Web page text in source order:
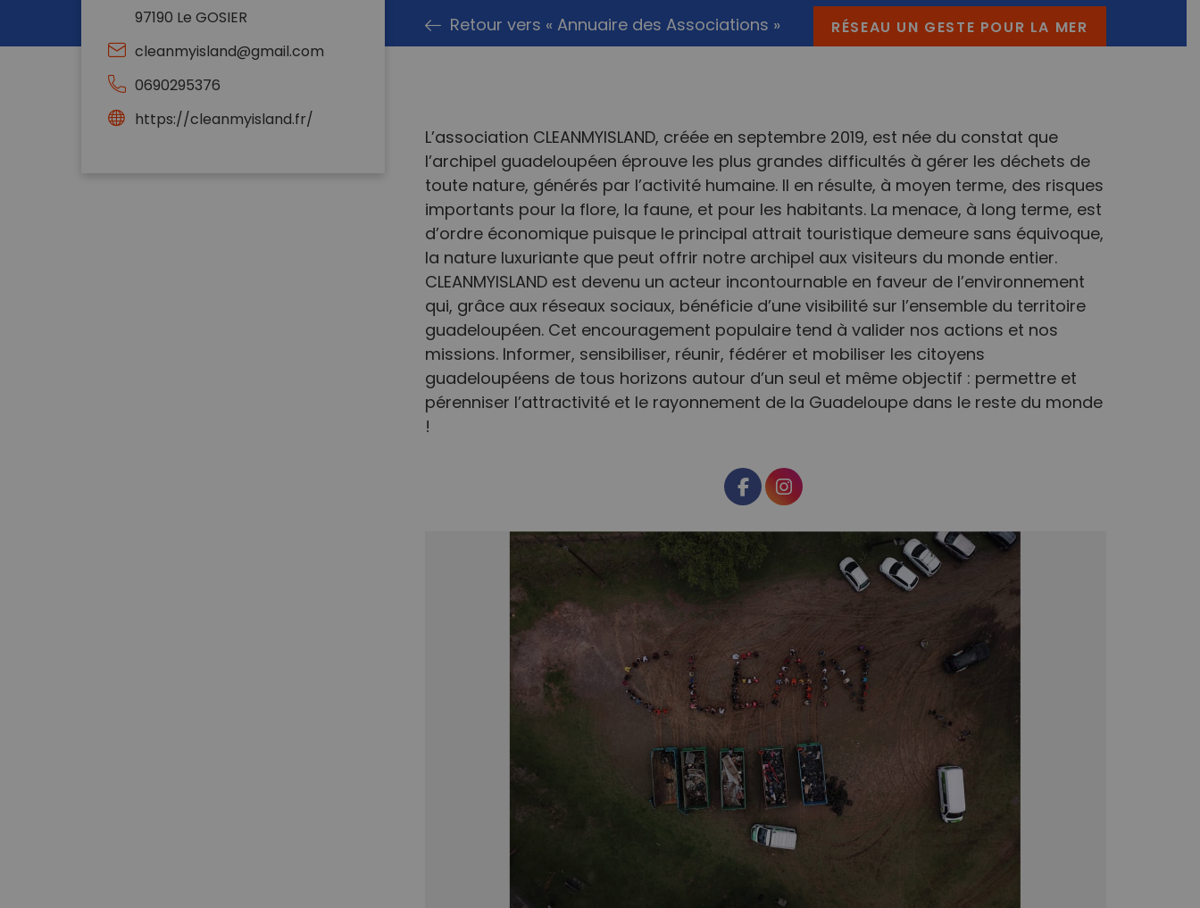
Retour vers « Annuaire des Associations » RÉSEAU UN GESTE POUR LA MER
97190 Le GOSIER
cleanmyisland@gmail.com
0690295376
https://cleanmyisland.fr/
L’association CLEANMYISLAND, créée en septembre 2019, est née du constat que
l’archipel guadeloupéen éprouve les plus grandes difficultés à gérer les déchets de
toute nature, générés par l’activité humaine. Il en résulte, à moyen terme, des risques
importants pour la flore, la faune, et pour les habitants. La menace, à long terme, est
d’ordre économique puisque le principal attrait touristique demeure sans équivoque,
la nature luxuriante que peut offrir notre archipel aux visiteurs du monde entier.
CLEANMYISLAND est devenu un acteur incontournable en faveur de l’environnement
qui, grâce aux réseaux sociaux, bénéficie d’une visibilité sur l’ensemble du territoire
guadeloupéen. Cet encouragement populaire tend à valider nos actions et nos
missions. Informer, sensibiliser, réunir, fédérer et mobiliser les citoyens
guadeloupéens de tous horizons autour d’un seul et même objectif : permettre et
pérenniser l’attractivité et le rayonnement de la Guadeloupe dans le reste du monde
!